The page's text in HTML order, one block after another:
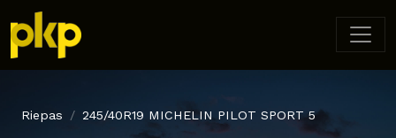
Riepas 245/40R19 MICHELIN PILOT SPORT 5